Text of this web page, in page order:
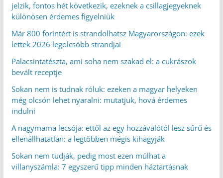
jelzik, fontos hét következik, ezeknek a csillagjegyeknek
különösen érdemes figyelniük
Már 800 forintért is strandolhatsz Magyarországon: ezek
lettek 2026 legolcsóbb strandjai
Palacsintatészta, ami soha nem szakad el: a cukrászok
bevált receptje
Sokan nem is tudnak róluk: ezeken a magyar helyeken
még olcsón lehet nyaralni: mutatjuk, hová érdemes
indulni
A nagymama lecsója: ettől az egy hozzávalótól lesz sűrű és
ellenállhatatlan: a legtöbben mégis kihagyják
Sokan nem tudják, pedig most ezen múlhat a
villanyszámla: 7 egyszerű tipp minden háztartásnak